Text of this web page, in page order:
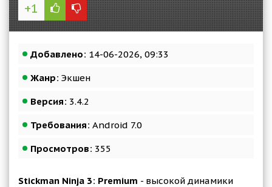
+1
Добавлено: 14-06-2026, 09:33
Жанр: Экшен
Версия: 3.4.2
Требования: Android 7.0
Просмотров: 355
Stickman Ninja 3: Premium - высокой динамики